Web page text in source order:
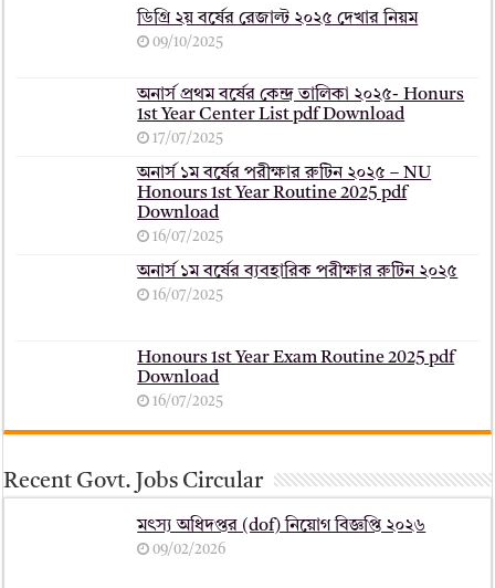
ডিগ্রি ২য় বর্ষের রেজাল্ট ২০২৫ দেখার নিয়ম
09/10/2025
অনার্স প্রথম বর্ষের কেন্দ্র তালিকা ২০২৫- Honurs
1st Year Center List pdf Download
17/07/2025
অনার্স ১ম বর্ষের পরীক্ষার রুটিন ২০২৫ – NU
Honours 1st Year Routine 2025 pdf
Download
16/07/2025
অনার্স ১ম বর্ষের ব্যবহারিক পরীক্ষার ‍রুটিন ২০২৫
16/07/2025
Honours 1st Year Exam Routine 2025 pdf
Download
16/07/2025
Recent Govt. Jobs Circular
মৎস্য অধিদপ্তর (dof) নিয়োগ বিজ্ঞপ্তি ২০২৬
09/02/2026